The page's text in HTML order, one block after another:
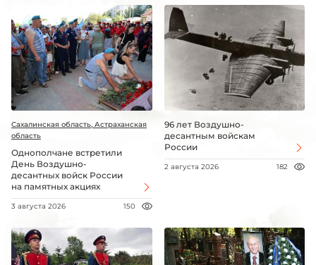
Сахалинская область, Астраханская
область
Однополчане встретили
День Воздушно-
десантных войск России
на памятных акциях
3 августа 2026 150
96 лет Воздушно-
десантным войскам
России
2 августа 2026 182